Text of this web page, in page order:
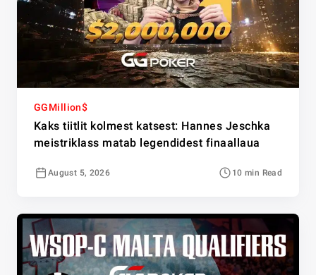
GGMillion$
Kaks tiitlit kolmest katsest: Hannes Jeschka
meistriklass matab legendidest finaallaua
August 5, 2026 10 min Read